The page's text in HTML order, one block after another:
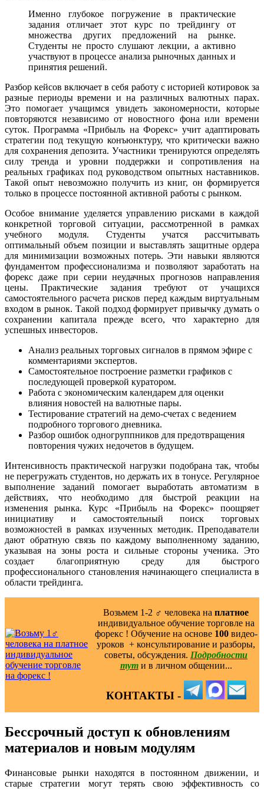
Именно глубокое погружение в практические
задания отличает этот курс по трейдингу от
множества других предложений на рынке.
Студенты не просто слушают лекции, а активно
участвуют в процессе анализа рыночных данных и
принятия решений.
Разбор кейсов включает в себя работу с историей котировок за
разные периоды времени и на различных валютных парах.
Это помогает учащимся увидеть закономерности, которые
повторяются независимо от новостного фона или времени
суток. Программа «Прибыль на Форекс» учит адаптировать
стратегии под текущую конъюнктуру, что критически важно
для сохранения депозита. Участники тренируются определять
силу тренда и уровни поддержки и сопротивления на
реальных графиках под руководством опытных наставников.
Такой опыт невозможно получить из книг, он формируется
только в процессе постоянной активной работы с рынком.
Особое внимание уделяется управлению рисками в каждой
конкретной торговой ситуации, рассмотренной в рамках
учебного модуля. Студенты учатся рассчитывать
оптимальный объем позиции и выставлять защитные ордера
для минимизации возможных потерь. Эти навыки являются
фундаментом профессионализма и позволяют заработать на
форекс даже при серии неудачных прогнозов направления
цены. Практические задания требуют от учащихся
самостоятельного расчета рисков перед каждым виртуальным
входом в рынок. Такой подход формирует привычку думать о
сохранении капитала прежде всего, что характерно для
успешных инвесторов.
Анализ реальных торговых сигналов в прямом эфире с
комментариями экспертов.
Самостоятельное построение разметки графиков с
последующей проверкой куратором.
Работа с экономическим календарем для оценки
влияния новостей на валютные пары.
Тестирование стратегий на демо-счетах с ведением
подробного торгового дневника.
Разбор ошибок одногруппников для предотвращения
повторения чужих недочетов в будущем.
Интенсивность практической нагрузки подобрана так, чтобы
не перегружать студентов, но держать их в тонусе. Регулярное
выполнение заданий помогает выработать автоматизм в
действиях, что необходимо для быстрой реакции на
изменения рынка. Курс «Прибыль на Форекс» поощряет
инициативу и самостоятельный поиск торговых
возможностей в рамках изученных методик. Преподаватели
дают обратную связь по каждому выполненному заданию,
указывая на зоны роста и сильные стороны ученика. Это
создает благоприятную среду для быстрого
профессионального становления начинающего специалиста в
области трейдинга.
Возьмем 1-2 ‍♂️ человека на платное
индивидуальное обучение торговле на
форекс ! Обучение на основе 100видео-
уроков ️ + консультирование и разборы,
советы, обсуждения. Подробности
тут и в личном общении...
КОНТАКТЫ -
Бессрочный доступ к обновлениям
материалов и новым модулям
Финансовые рынки находятся в постоянном движении, и
старые стратегии могут терять свою эффективность со